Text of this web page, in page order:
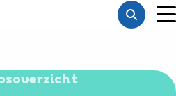
Toon